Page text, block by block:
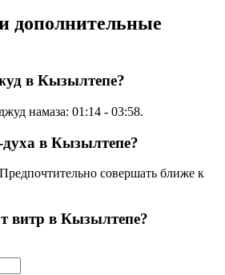
дополнительные
в Кызылтепе?
намаза: 01:14 - 03:58.
духа в Кызылтепе?
совершать ближе к
витр в Кызылтепе?